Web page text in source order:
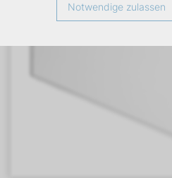
Notwendige zulassen